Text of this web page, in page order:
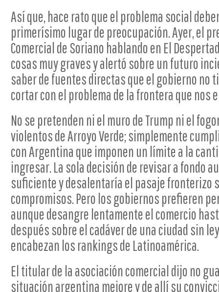
Así que, hace rato que el problema social
primerísimo lugar de preocupación. Ayer, el
Comercial de Soriano hablando en El
cosas muy graves y alertó sobre un futuro
saber de fuentes directas que el gobierno no
cortar con el problema de la frontera que nos
No se pretenden ni el muro de Trump ni el
violentos de Arroyo Verde; simplemente
con Argentina que imponen un límite a la
ingresar. La sola decisión de revisar a fondo
suficiente y desalentaría el pasaje fronterizo
compromisos. Pero los gobiernos prefieren
aunque desangre lentamente el comercio
después sobre el cadáver de una ciudad sin
encabezan los rankings de Latinoamérica.
El titular de la asociación comercial dijo no
situación argentina mejore y de allí su